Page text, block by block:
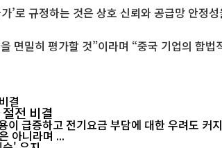
’로 규정하는 것은 상호 신뢰와 공급망 안
면밀히 평가할 것”이라며 “중국 기업의 합
전 비결
아니라며 ...